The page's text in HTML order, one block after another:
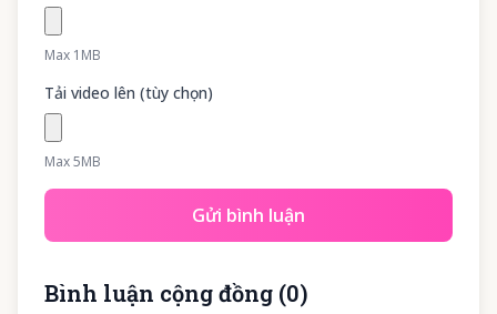
Max 1MB
Tải video lên (tùy chọn)
Max 5MB
Gửi bình luận
Bình luận cộng đồng (0)